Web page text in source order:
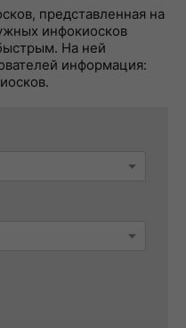
представленная на
инфокиосков
На ней
информация: